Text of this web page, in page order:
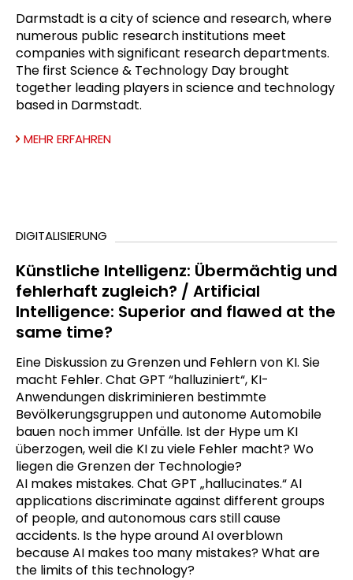
Darmstadt is a city of science and research, where
numerous public research institutions meet
companies with significant research departments.
The first Science & Technology Day brought
together leading players in science and technology
based in Darmstadt.
MEHR ERFAHREN
DIGITALISIERUNG
Künstliche Intelligenz: Übermächtig und
fehlerhaft zugleich? / Artificial
Intelligence: Superior and flawed at the
same time?
Eine Diskussion zu Grenzen und Fehlern von KI. Sie
macht Fehler. Chat GPT “halluziniert“, KI-
Anwendungen diskriminieren bestimmte
Bevölkerungsgruppen und autonome Automobile
bauen noch immer Unfälle. Ist der Hype um KI
überzogen, weil die KI zu viele Fehler macht? Wo
liegen die Grenzen der Technologie?
AI makes mistakes. Chat GPT „hallucinates.“ AI
applications discriminate against different groups
of people, and autonomous cars still cause
accidents. Is the hype around AI overblown
because AI makes too many mistakes? What are
the limits of this technology?